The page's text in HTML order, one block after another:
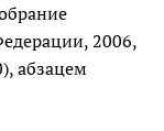
2006,
абзацем